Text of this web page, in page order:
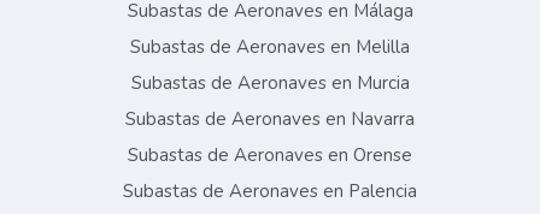
Subastas de Aeronaves en Málaga
Subastas de Aeronaves en Melilla
Subastas de Aeronaves en Murcia
Subastas de Aeronaves en Navarra
Subastas de Aeronaves en Orense
Subastas de Aeronaves en Palencia